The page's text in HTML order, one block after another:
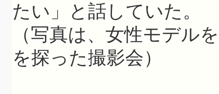
たい」と話していた。
（写真は、女性モデル
を探った撮影会）